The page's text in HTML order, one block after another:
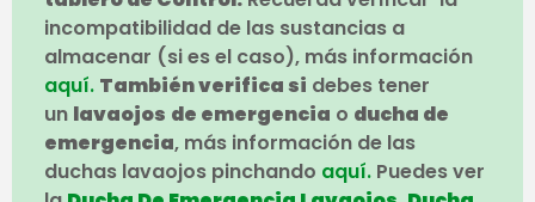
incompatibilidad de las sustancias a
almacenar (si es el caso), más información
aquí. También verifica si debes tener
un lavaojos de emergencia o ducha de
emergencia, más información de las
duchas lavaojos pinchando aquí. Puedes ver